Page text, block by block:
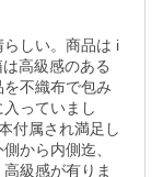
しい。商品は i
高級感のある
不織布で包み
っていまし
付属され満足し
から内側迄、
級感が有りま